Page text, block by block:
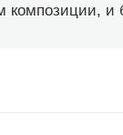
композиции, и